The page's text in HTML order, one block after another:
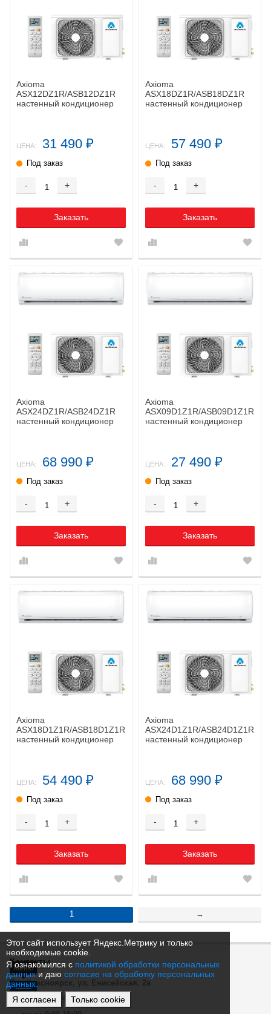
Этот сайт использует Яндекс.Метрику и только
необходимые cookie.
Я ознакомился с политикой обработки персональных
данныхи даю согласие на обработку персональных
данных.
Я согласен
Только cookie
Axioma
ASX12DZ1R/ASB12DZ1R
настенный кондиционер
ЦЕНА: 31 490 ₽
Под заказ
- +
Заказать
Axioma
ASX18DZ1R/ASB18DZ1R
настенный кондиционер
ЦЕНА: 57 490 ₽
Под заказ
- +
Заказать
Axioma
ASX24DZ1R/ASB24DZ1R
настенный кондиционер
ЦЕНА: 68 990 ₽
Под заказ
- +
Заказать
Axioma
ASX09D1Z1R/ASB09D1Z1R
настенный кондиционер
ЦЕНА: 27 490 ₽
Под заказ
- +
Заказать
Axioma
ASX18D1Z1R/ASB18D1Z1R
настенный кондиционер
ЦЕНА: 54 490 ₽
Под заказ
- +
Заказать
Axioma
ASX24D1Z1R/ASB24D1Z1R
настенный кондиционер
ЦЕНА: 68 990 ₽
Под заказ
- +
Заказать
1 →
Контакты
г. Красноярск, ул. Енисейская, 2а
+7 (391) 204-60-61
Меню